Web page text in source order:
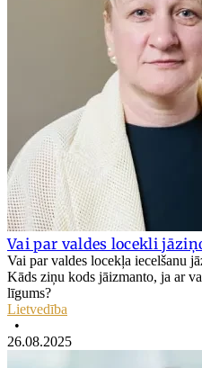
Vai par valdes locekli
Vai par valdes locekļa iecelšanu
Kāds ziņu kods jāizmanto, ja ar
līgums?
Lietvedība
•
26.08.2025